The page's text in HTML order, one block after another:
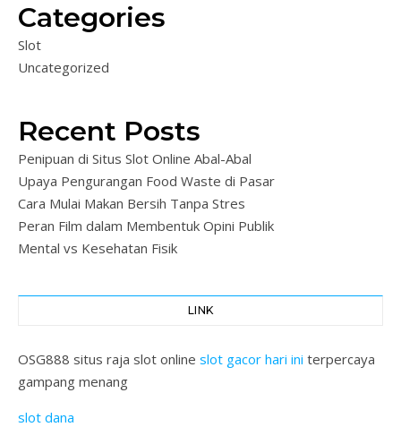
Categories
Slot
Uncategorized
Recent Posts
Penipuan di Situs Slot Online Abal-Abal
Upaya Pengurangan Food Waste di Pasar
Cara Mulai Makan Bersih Tanpa Stres
Peran Film dalam Membentuk Opini Publik
Mental vs Kesehatan Fisik
LINK
OSG888 situs raja slot online slot gacor hari ini terpercaya
gampang menang
slot dana